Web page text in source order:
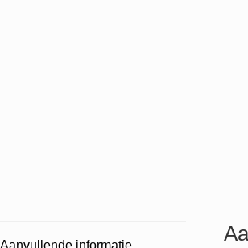
Aanvullende informatie